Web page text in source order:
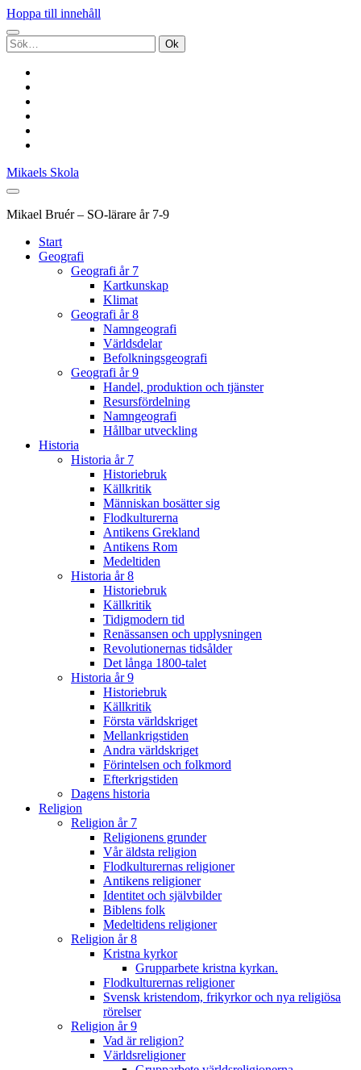
Hoppa till innehåll
Sök
efter:
Mikaels Skola
Mikael Bruér – SO-lärare år 7-9
Start
Geografi
Geografi år 7
Kartkunskap
Klimat
Geografi år 8
Namngeografi
Världsdelar
Befolkningsgeografi
Geografi år 9
Handel, produktion och tjänster
Resursfördelning
Namngeografi
Hållbar utveckling
Historia
Historia år 7
Historiebruk
Källkritik
Människan bosätter sig
Flodkulturerna
Antikens Grekland
Antikens Rom
Medeltiden
Historia år 8
Historiebruk
Källkritik
Tidigmodern tid
Renässansen och upplysningen
Revolutionernas tidsålder
Det långa 1800-talet
Historia år 9
Historiebruk
Källkritik
Första världskriget
Mellankrigstiden
Andra världskriget
Förintelsen och folkmord
Efterkrigstiden
Dagens historia
Religion
Religion år 7
Religionens grunder
Vår äldsta religion
Flodkulturernas religioner
Antikens religioner
Identitet och självbilder
Biblens folk
Medeltidens religioner
Religion år 8
Kristna kyrkor
Grupparbete kristna kyrkan.
Flodkulturernas religioner
Svensk kristendom, frikyrkor och nya religiösa
rörelser
Religion år 9
Vad är religion?
Världsreligioner